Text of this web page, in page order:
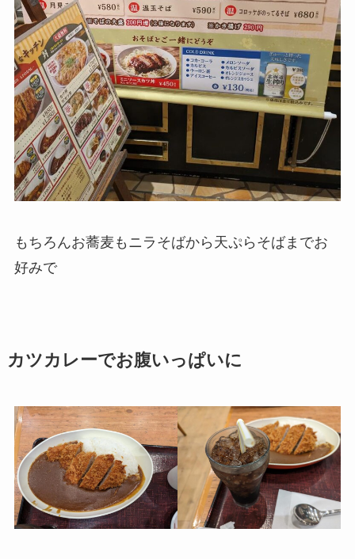
もちろんお蕎麦もニラそばから天ぷらそばまでお
好みで
カツカレーでお腹いっぱいに